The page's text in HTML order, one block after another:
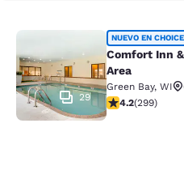
Comfort Inn &
29
NUEVO EN
Comfort Inn
Area
Green Bay, WI
Calificación de
4.2(299)